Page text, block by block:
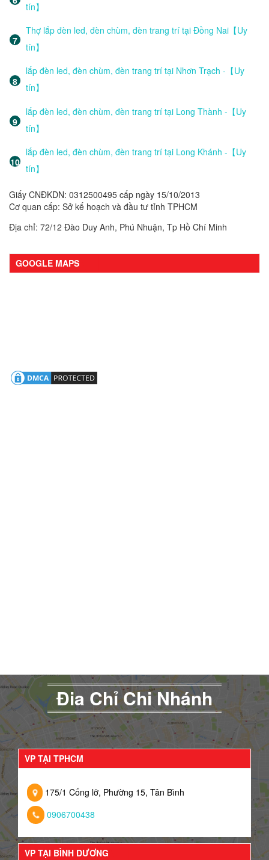
tín】
Thợ lắp đèn led, đèn chùm, đèn trang trí tại Đồng Nai【Uy
tín】
lắp đèn led, đèn chùm, đèn trang trí tại Nhơn Trạch -【Uy
tín】
lắp đèn led, đèn chùm, đèn trang trí tại Long Thành -【Uy
tín】
lắp đèn led, đèn chùm, đèn trang trí tại Long Khánh -【Uy
tín】
Giấy CNĐKDN: 0312500495 cấp ngày 15/10/2013
Cơ quan cấp: Sở kế hoạch và đầu tư tỉnh TPHCM
Địa chỉ: 72/12 Đào Duy Anh, Phú Nhuận, Tp Hồ Chí Minh
GOOGLE MAPS
Đia Chỉ Chi Nhánh
VP TẠI TPHCM
175/1 Cống lỡ, Phường 15, Tân Bình
0906700438
VP TẠI BÌNH DƯƠNG